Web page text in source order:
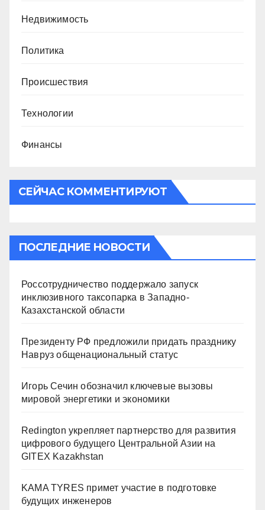
Недвижимость
Политика
Происшествия
Технологии
Финансы
СЕЙЧАС КОММЕНТИРУЮТ
ПОСЛЕДНИЕ НОВОСТИ
Россотрудничество поддержало запуск
инклюзивного таксопарка в Западно-
Казахстанской области
Президенту РФ предложили придать празднику
Навруз общенациональный статус
Игорь Сечин обозначил ключевые вызовы
мировой энергетики и экономики
Redington укрепляет партнерство для развития
цифрового будущего Центральной Азии на
GITEX Kazakhstan
KAMA TYRES примет участие в подготовке
будущих инженеров